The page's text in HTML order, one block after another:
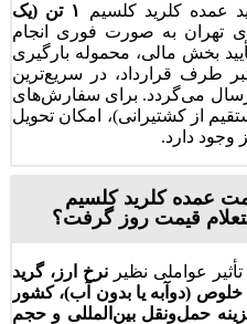
عمده کلرید کلسیم
۱ تن (یک
تهران به صورت فوری انجام
بخش مالی، محموله بارگیری
طرف قرارداد، در سریع‌ترین
می‌گردد. برای سفارش‌های
از کشتیرانی)، امکان تحویل
دارد.
عمده کلرید کلسیم
قیمت روز گرفت؟
عواملی نظیر نرخ ارز، گرید
(دوآبه یا بدون آب)، کشور
حمل‌ونقل بین‌المللی و حجم